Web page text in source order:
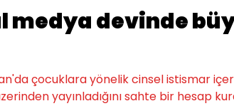
medya devinde
çocuklara yönelik cinsel istismar
yayınladığını sahte bir hesap